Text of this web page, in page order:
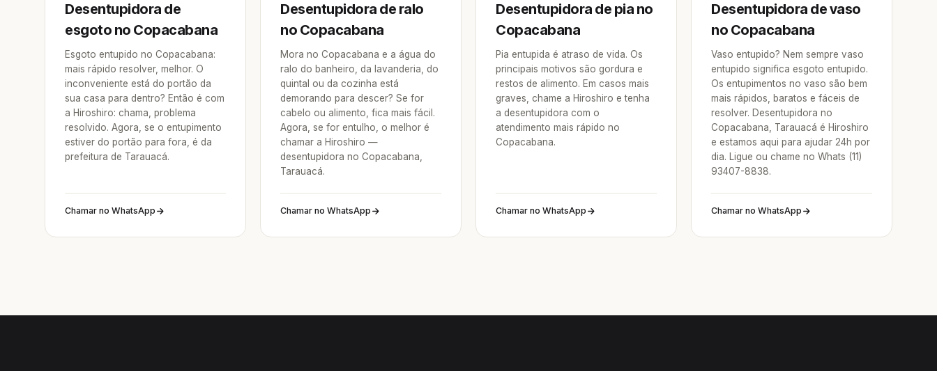
Desentupidora de
esgoto no Copacabana
Esgoto entupido no Copacabana:
mais rápido resolver, melhor. O
inconveniente está do portão da
sua casa para dentro? Então é com
a Hiroshiro: chama, problema
resolvido. Agora, se o entupimento
estiver do portão para fora, é da
prefeitura de Tarauacá.
Chamar no WhatsApp
Desentupidora de ralo
no Copacabana
Mora no Copacabana e a água do
ralo do banheiro, da lavanderia, do
quintal ou da cozinha está
demorando para descer? Se for
cabelo ou alimento, fica mais fácil.
Agora, se for entulho, o melhor é
chamar a Hiroshiro —
desentupidora no Copacabana,
Tarauacá.
Chamar no WhatsApp
Desentupidora de pia no
Copacabana
Pia entupida é atraso de vida. Os
principais motivos são gordura e
restos de alimento. Em casos mais
graves, chame a Hiroshiro e tenha
a desentupidora com o
atendimento mais rápido no
Copacabana.
Chamar no WhatsApp
Desentupidora de vaso
no Copacabana
Vaso entupido? Nem sempre vaso
entupido significa esgoto entupido.
Os entupimentos no vaso são bem
mais rápidos, baratos e fáceis de
resolver. Desentupidora no
Copacabana, Tarauacá é Hiroshiro
e estamos aqui para ajudar 24h por
dia. Ligue ou chame no Whats (11)
93407-8838.
Chamar no WhatsApp